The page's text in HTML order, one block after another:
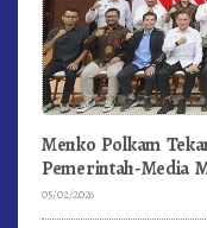
Menko Polkam
Pemerintah-Media
05/02/2026